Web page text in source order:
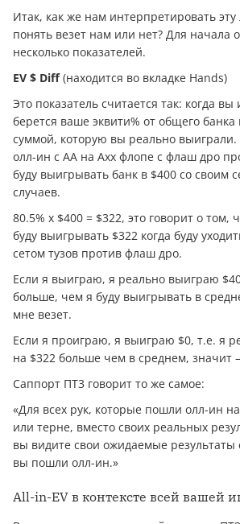
Итак, как же нам интерпретировать
понять везет нам или нет? Для начала
несколько показателей.
EV $ Diff(находится во вкладке Hands)
Это показатель считается так: когда вы
берется ваше эквити% от общего банка
суммой, которую вы реально
олл-ин с АА на Ахх флопе с флаш дро
буду выигрывать банк в $400 со своим
случаев.
80.5% x $400 = $322, это говорит о том,
буду выигрывать $322 когда буду
сетом тузов против флаш дро.
Если я выиграю, я реально выиграю
больше, чем я буду выигрывать в
мне везет.
Если я проиграю, я выиграю $0, т.е. я
на $322 больше чем в среднем, значит
Саппорт ПТ3 говорит то же самое:
«Для всех рук, которые пошли олл-ин
или терне, вместо своих реальных
вы видите свои ожидаемые результаты
вы пошли олл-ин.»
All-in-EV в контексте всей вашей